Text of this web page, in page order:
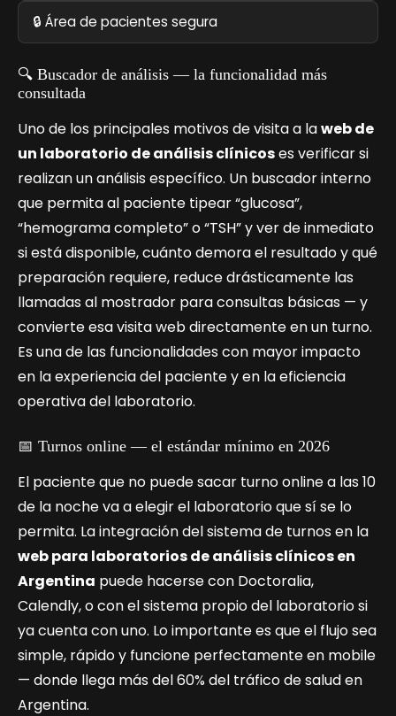
🔒 Área de pacientes segura
🔍 Buscador de análisis — la funcionalidad más
consultada
Uno de los principales motivos de visita a laweb de
un laboratorio de análisis clínicoses verificar si
realizan un análisis específico. Un buscador interno
que permita al paciente tipear “glucosa”,
“hemograma completo” o “TSH” y ver de inmediato
si está disponible, cuánto demora el resultado y qué
preparación requiere, reduce drásticamente las
llamadas al mostrador para consultas básicas — y
convierte esa visita web directamente en un turno.
Es una de las funcionalidades con mayor impacto
en la experiencia del paciente y en la eficiencia
operativa del laboratorio.
📅 Turnos online — el estándar mínimo en 2026
El paciente que no puede sacar turno online a las 10
de la noche va a elegir el laboratorio que sí se lo
permita. La integración del sistema de turnos en la
web para laboratorios de análisis clínicos en
Argentina puede hacerse con Doctoralia,
Calendly, o con el sistema propio del laboratorio si
ya cuenta con uno. Lo importante es que el flujo sea
simple, rápido y funcione perfectamente en mobile
— donde llega más del 60% del tráfico de salud en
Argentina.